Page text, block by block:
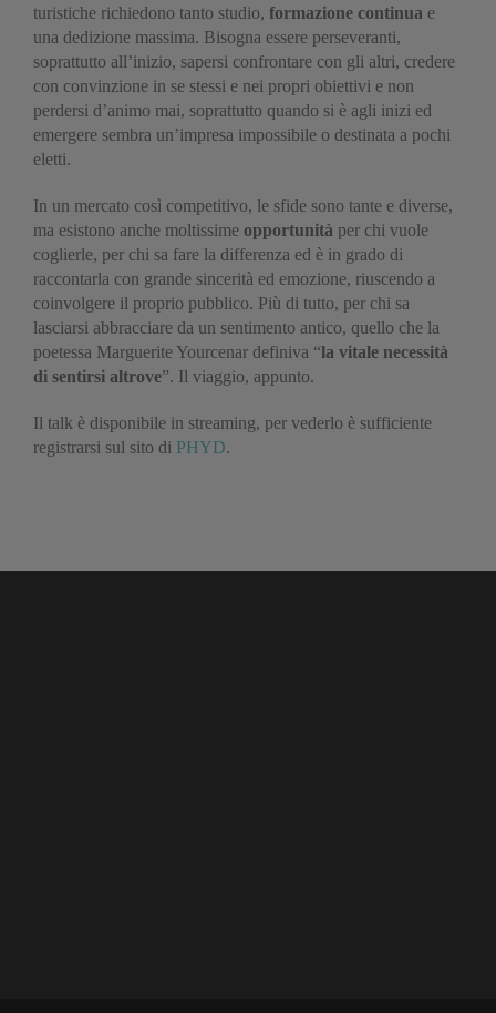
turistiche richiedono tanto studio, formazione continua e
una dedizione massima. Bisogna essere perseveranti,
soprattutto all’inizio, sapersi confrontare con gli altri, credere
con convinzione in se stessi e nei propri obiettivi e non
perdersi d’animo mai, soprattutto quando si è agli inizi ed
emergere sembra un’impresa impossibile o destinata a pochi
eletti.
In un mercato così competitivo, le sfide sono tante e diverse,
ma esistono anche moltissime opportunità per chi vuole
coglierle, per chi sa fare la differenza ed è in grado di
raccontarla con grande sincerità ed emozione, riuscendo a
coinvolgere il proprio pubblico. Più di tutto, per chi sa
lasciarsi abbracciare da un sentimento antico, quello che la
poetessa Marguerite Yourcenar definiva “la vitale necessità
di sentirsi altrove”. Il viaggio, appunto.
Il talk è disponibile in streaming, per vederlo è sufficiente
registrarsi sul sito di PHYD.